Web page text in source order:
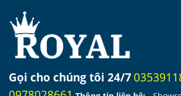
Gọi cho chúng tôi 24/7